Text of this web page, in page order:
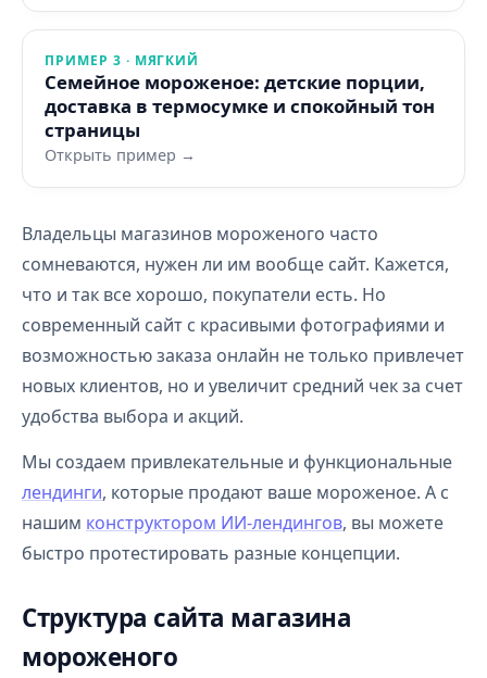
ПРИМЕР 3 · МЯГКИЙ
Семейное мороженое: детские порции,
доставка в термосумке и спокойный тон
страницы
Открыть пример →
Владельцы магазинов мороженого часто
сомневаются, нужен ли им вообще сайт. Кажется,
что и так все хорошо, покупатели есть. Но
современный сайт с красивыми фотографиями и
возможностью заказа онлайн не только привлечет
новых клиентов, но и увеличит средний чек за счет
удобства выбора и акций.
Мы создаем привлекательные и функциональные
лендинги, которые продают ваше мороженое. А с
нашим конструктором ИИ-лендингов, вы можете
быстро протестировать разные концепции.
Структура сайта магазина
мороженого